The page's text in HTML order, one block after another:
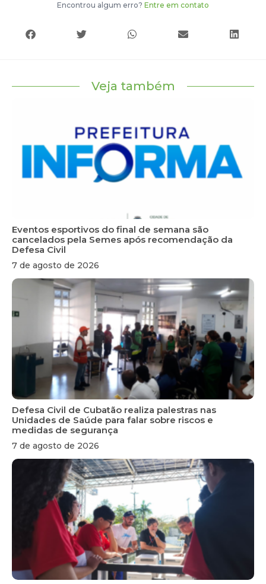
Encontrou algum erro? Entre em contato
Veja também
Eventos esportivos do final de semana são
cancelados pela Semes após recomendação da
Defesa Civil
7 de agosto de 2026
Defesa Civil de Cubatão realiza palestras nas
Unidades de Saúde para falar sobre riscos e
medidas de segurança
7 de agosto de 2026